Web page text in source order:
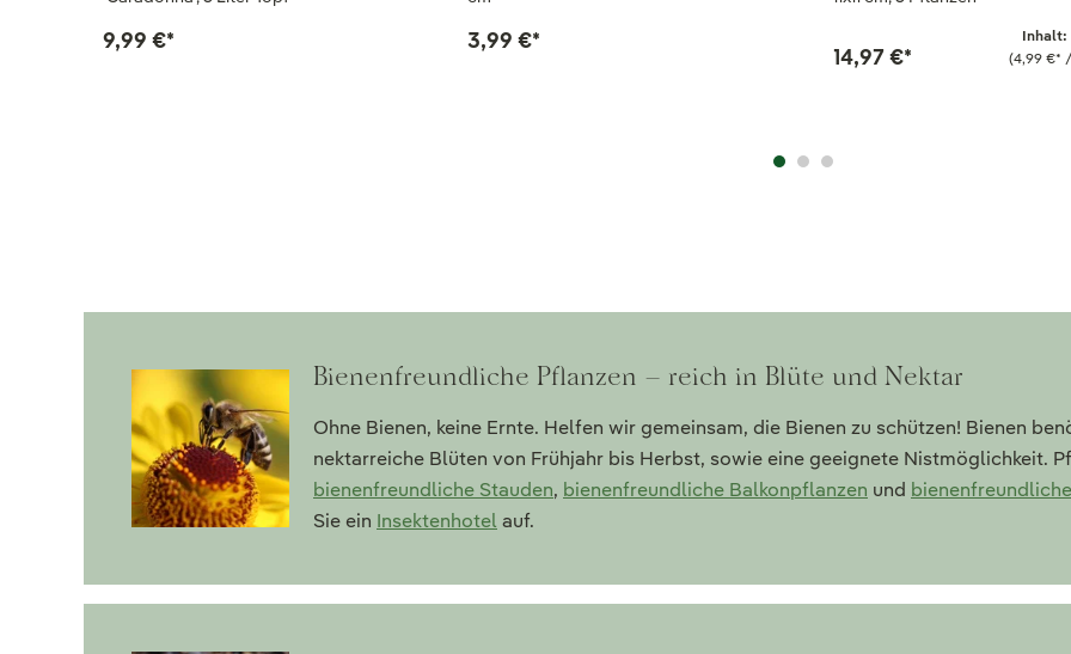
9,99 €* 3,99 €*
Inhalt:
(4,99 €*
14,97 €*
Bienenfreundliche Pflanzen – reich in Blüte und Nektar
Ohne Bienen, keine Ernte. Helfen wir gemeinsam, die Bienen zu schützen! Bienen
nektarreiche Blüten von Frühjahr bis Herbst, sowie eine geeignete Nistmöglichkeit.
bienenfreundliche Stauden, bienenfreundliche Balkonpflanzen und
Sie ein Insektenhotel auf.